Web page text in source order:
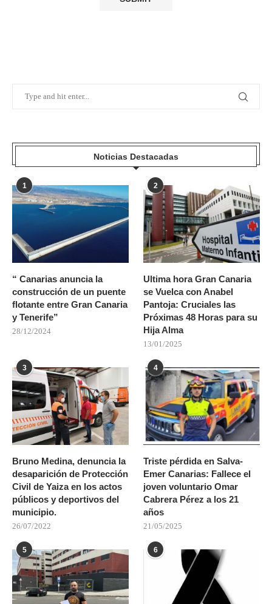
Noticias Destacadas
1
“ Canarias anuncia la
construcción de un puente
flotante entre Gran Canaria
y Tenerife”
28/12/2024
2
Ultima hora Gran Canaria
se Vuelca con Anabel
Pantoja: Cruciales las
Próximas 48 Horas para su
Hija Alma
13/01/2025
3
Bruno Medina, denuncia la
desaparición de Protección
Civil de Yaiza en los actos
públicos y deportivos del
municipio.
26/07/2022
4
Triste pérdida en Salva-
Emer Canarias: Fallece el
joven voluntario Omar
Cabrera Pérez a los 21
años
21/05/2025
5 6